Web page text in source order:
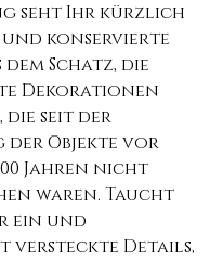
seht Ihr kürzlich
konservierte
dem Schatz, die
Dekorationen
seit der
der Objekte vor
Jahren nicht
waren. Taucht
ein und
versteckte Details,